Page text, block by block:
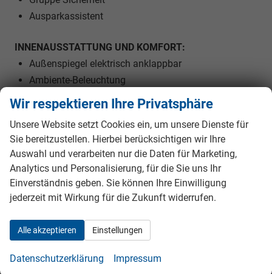
Ausparkassistent
INNENAUSSTATTUNG UND KOMFORT:
Außenspiegel elektrisch anklappbar
Ambiente-Beleuchtung
Elektr. Lendenwirbelstützen vorne
Multifunktionslenkrad
Schaltwippen am Lenkrad
Gruppe Innenausstattung und Komfort
EXTRAS:
LM-Felgen
Innen
Ambiente-Beleuchtung
Wir respektieren Ihre Privatsphäre
Unsere Website setzt Cookies ein, um unsere Dienste für
Sie bereitzustellen. Hierbei berücksichtigen wir Ihre
Auswahl und verarbeiten nur die Daten für Marketing,
Analytics und Personalisierung, für die Sie uns Ihr
Einverständnis geben. Sie können Ihre Einwilligung
jederzeit mit Wirkung für die Zukunft widerrufen.
Alle akzeptieren Einstellungen
Datenschutzerklärung Impressum